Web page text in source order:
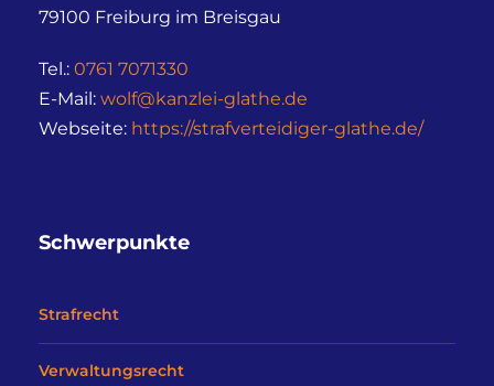
79100 Freiburg im Breisgau
Tel.: 0761 7071330
E-Mail: wolf@kanzlei-glathe.de
Webseite: https://strafverteidiger-glathe.de/
Schwerpunkte
Strafrecht
Verwaltungsrecht